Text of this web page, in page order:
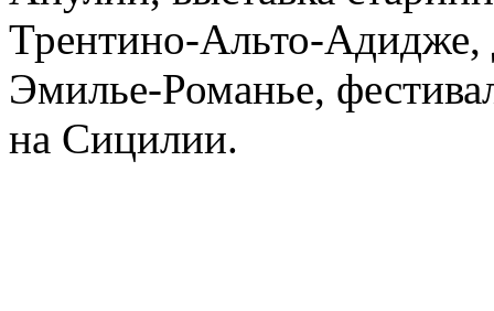
Трентино-Альто-Адидже,
Эмилье-Романье,
на Сицилии.